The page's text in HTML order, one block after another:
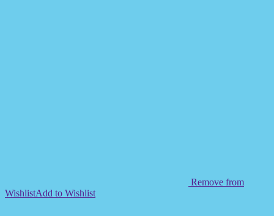
Remove from
WishlistAdd to Wishlist